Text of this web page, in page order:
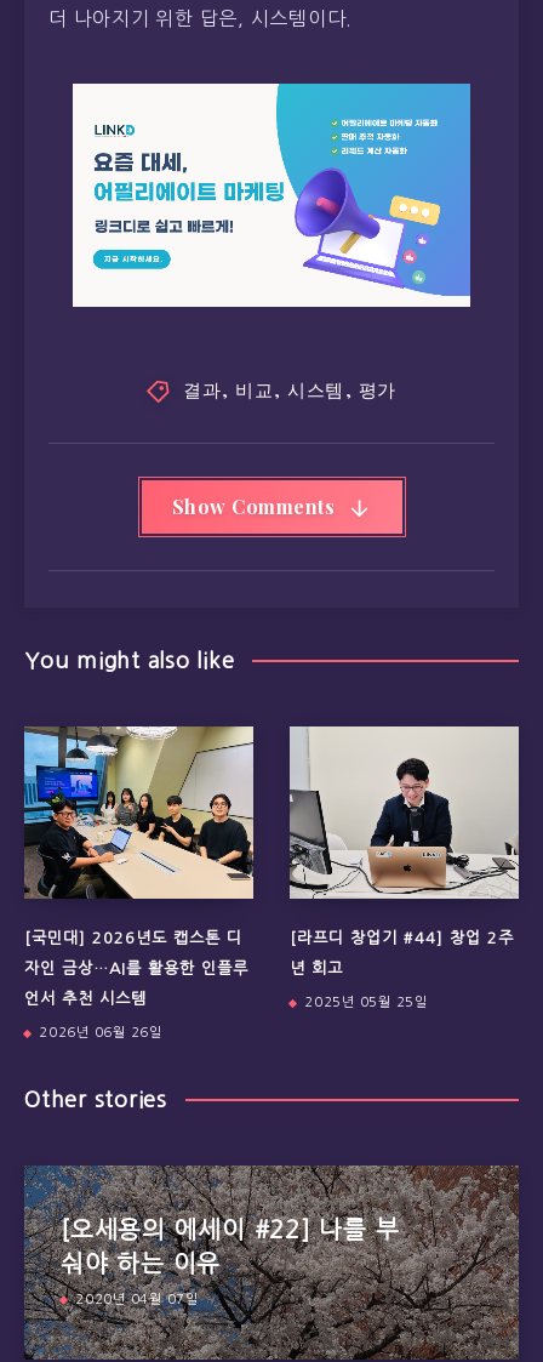
더 나아지기 위한 답은, 시스템이다.
결과, 비교, 시스템 , 평가
Show Comments
You might also like
[국민대] 2026년도 캡스톤 디
자인 금상…AI를 활용한 인플루
언서 추천 시스템
2026년 06월 26일
[라프디 창업기 #44] 창업 2주
년 회고
2025년 05월 25일
Other stories
[오세용의 에세이 #22] 나를 부
숴야 하는 이유
2020년 04월 07일